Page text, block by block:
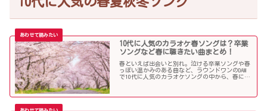
10代に人気のカラオケ春ソングは？卒業
ソングなど春に聴きたい曲まとめ！
春といえば出会いと別れ。泣ける卒業ソングや春
っぽい温かみのある曲など、ラウンドワンのDAM
で10代に人気のカラオケソングの中から、春に聴